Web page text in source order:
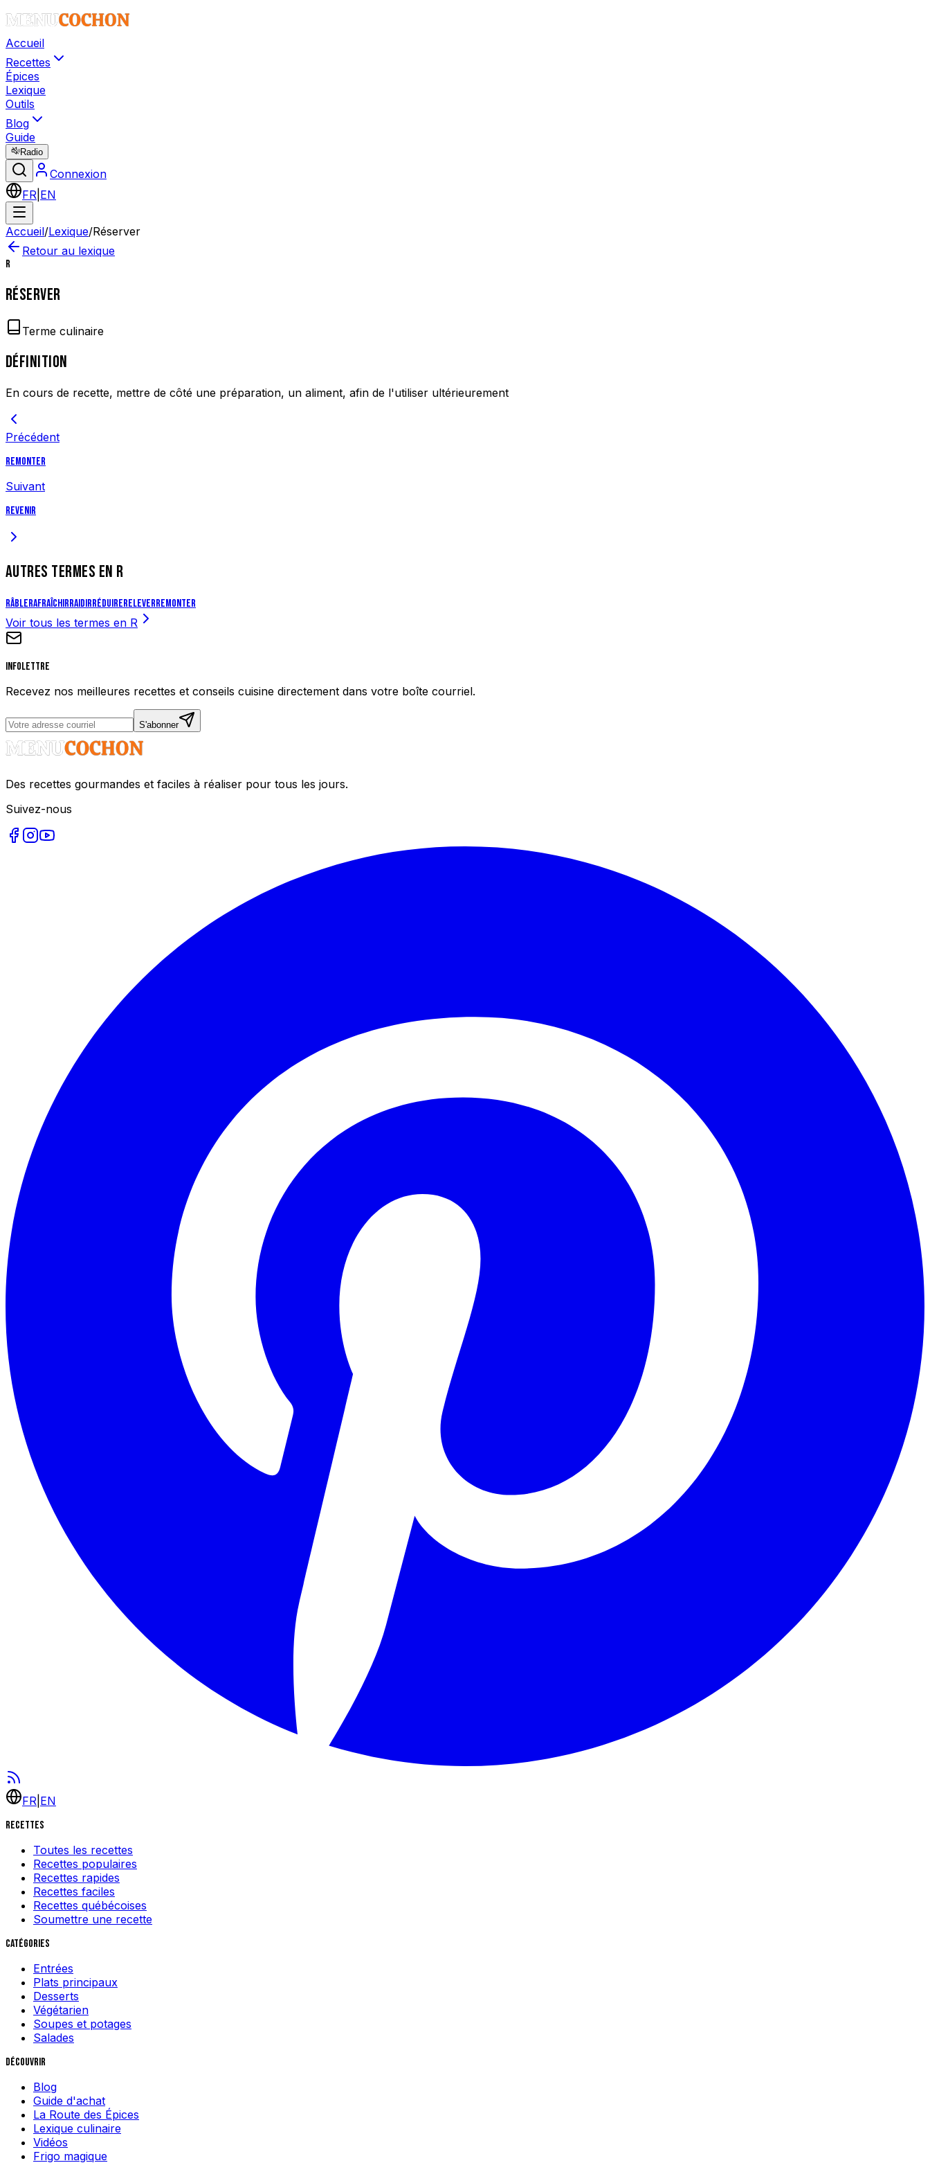
Accueil
Recettes
Épices
Lexique
Outils
Blog
Guide
Radio
Connexion
FR EN
Accueil/Lexique/Réserver
Retour au lexique
R
RÉSERVER
Terme culinaire
DÉFINITION
En cours de recette, mettre de côté une préparation, un aliment, afin de l'utiliser ultérieurement
Précédent
Remonter
Suivant
Revenir
AUTRES TERMES EN R
RâbleRafraîchirRaidirRéduireReleverRemonter
Voir tous les termes en R
Infolettre
Recevez nos meilleures recettes et conseils cuisine directement dans votre boîte courriel.
S'abonner
Des recettes gourmandes et faciles à réaliser pour tous les jours.
Suivez-nous
FR EN
Recettes
Toutes les recettes
Recettes populaires
Recettes rapides
Recettes faciles
Recettes québécoises
Soumettre une recette
Catégories
Entrées
Plats principaux
Desserts
Végétarien
Soupes et potages
Salades
Découvrir
Blog
Guide d'achat
La Route des Épices
Lexique culinaire
Vidéos
Frigo magique